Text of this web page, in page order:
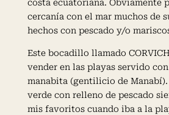
costa ecuatoriana. Obviamente
cercanía con el mar muchos de
hechos con pescado y/o
Este bocadillo llamado
vender en las playas servido
manabita (gentilicio de
verde con relleno de pescado
mis favoritos cuando iba a la